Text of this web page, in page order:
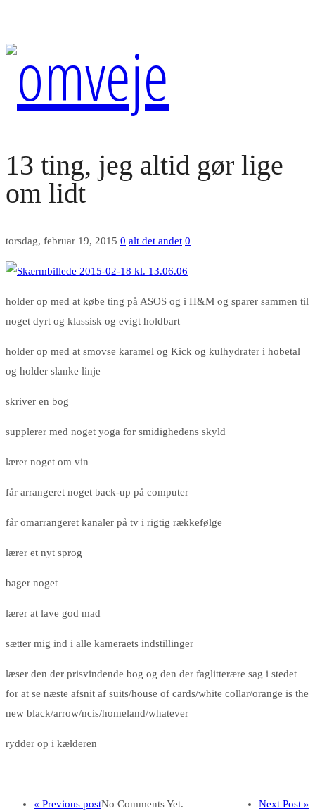
13 ting, jeg altid gør lige
om lidt
torsdag, februar 19, 2015 0 alt det andet 0
holder op med at købe ting på ASOS og i H&M og sparer sammen til
noget dyrt og klassisk og evigt holdbart
holder op med at smovse karamel og Kick og kulhydrater i hobetal
og holder slanke linje
skriver en bog
supplerer med noget yoga for smidighedens skyld
lærer noget om vin
får arrangeret noget back-up på computer
får omarrangeret kanaler på tv i rigtig rækkefølge
lærer et nyt sprog
bager noget
lærer at lave god mad
sætter mig ind i alle kameraets indstillinger
læser den der prisvindende bog og den der faglitterære sag i stedet
for at se næste afsnit af suits/house of cards/white collar/orange is the
new black/arrow/ncis/homeland/whatever
rydder op i kælderen
« Previous post Next Post »
No Comments Yet.